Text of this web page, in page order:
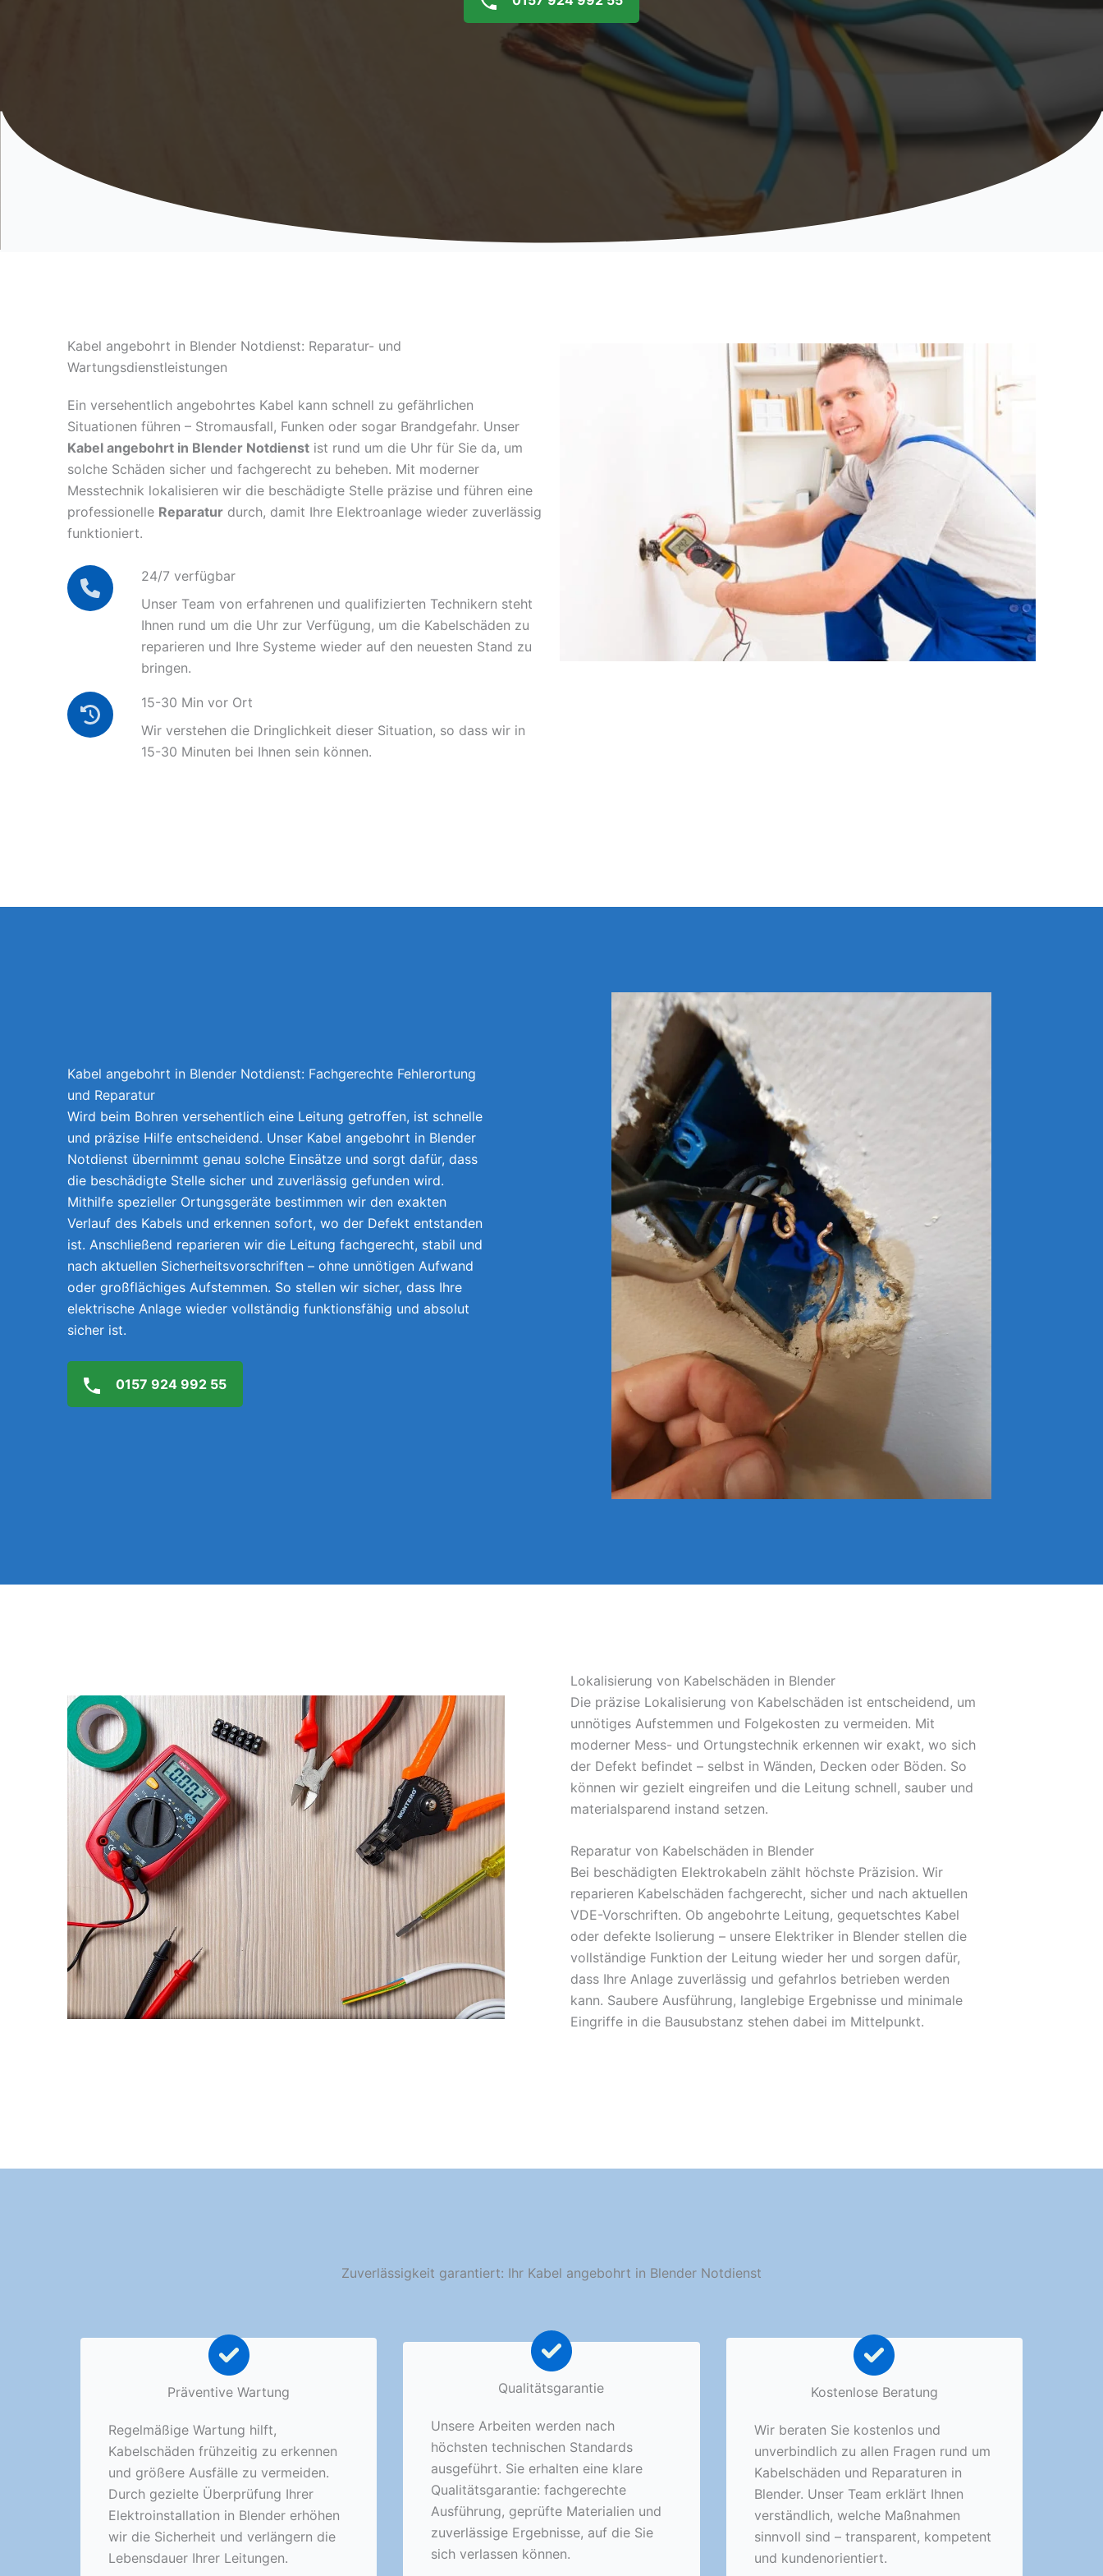
Kabel angebohrt in Blender Notdienst: Reparatur- und
Wartungsdienstleistungen
Ein versehentlich angebohrtes Kabel kann schnell zu gefährlichen
Situationen führen – Stromausfall, Funken oder sogar Brandgefahr. Unser
Kabel angebohrt in Blender Notdienst ist rund um die Uhr für Sie da, um
solche Schäden sicher und fachgerecht zu beheben. Mit moderner
Messtechnik lokalisieren wir die beschädigte Stelle präzise und führen eine
professionelle Reparatur durch, damit Ihre Elektroanlage wieder zuverlässig
funktioniert.
24/7 verfügbar
Unser Team von erfahrenen und qualifizierten Technikern steht
Ihnen rund um die Uhr zur Verfügung, um die Kabelschäden zu
reparieren und Ihre Systeme wieder auf den neuesten Stand zu
bringen.
15-30 Min vor Ort
Wir verstehen die Dringlichkeit dieser Situation, so dass wir in
15-30 Minuten bei Ihnen sein können.
Kabel angebohrt in Blender Notdienst: Fachgerechte Fehlerortung
und Reparatur
Wird beim Bohren versehentlich eine Leitung getroffen, ist schnelle
und präzise Hilfe entscheidend. Unser Kabel angebohrt in Blender
Notdienst übernimmt genau solche Einsätze und sorgt dafür, dass
die beschädigte Stelle sicher und zuverlässig gefunden wird.
Mithilfe spezieller Ortungsgeräte bestimmen wir den exakten
Verlauf des Kabels und erkennen sofort, wo der Defekt entstanden
ist. Anschließend reparieren wir die Leitung fachgerecht, stabil und
nach aktuellen Sicherheitsvorschriften – ohne unnötigen Aufwand
oder großflächiges Aufstemmen. So stellen wir sicher, dass Ihre
elektrische Anlage wieder vollständig funktionsfähig und absolut
sicher ist.
0157 924 992 55
Lokalisierung von Kabelschäden in Blender
Die präzise Lokalisierung von Kabelschäden ist entscheidend, um
unnötiges Aufstemmen und Folgekosten zu vermeiden. Mit
moderner Mess- und Ortungstechnik erkennen wir exakt, wo sich
der Defekt befindet – selbst in Wänden, Decken oder Böden. So
können wir gezielt eingreifen und die Leitung schnell, sauber und
materialsparend instand setzen.
Reparatur von Kabelschäden in Blender
Bei beschädigten Elektrokabeln zählt höchste Präzision. Wir
reparieren Kabelschäden fachgerecht, sicher und nach aktuellen
VDE-Vorschriften. Ob angebohrte Leitung, gequetschtes Kabel
oder defekte Isolierung – unsere Elektriker in Blender stellen die
vollständige Funktion der Leitung wieder her und sorgen dafür,
dass Ihre Anlage zuverlässig und gefahrlos betrieben werden
kann. Saubere Ausführung, langlebige Ergebnisse und minimale
Eingriffe in die Bausubstanz stehen dabei im Mittelpunkt.
Zuverlässigkeit garantiert: Ihr Kabel angebohrt in Blender Notdienst
Präventive Wartung
Regelmäßige Wartung hilft,
Kabelschäden frühzeitig zu erkennen
und größere Ausfälle zu vermeiden.
Durch gezielte Überprüfung Ihrer
Elektroinstallation in Blender erhöhen
wir die Sicherheit und verlängern die
Lebensdauer Ihrer Leitungen.
Qualitätsgarantie
Unsere Arbeiten werden nach
höchsten technischen Standards
ausgeführt. Sie erhalten eine klare
Qualitätsgarantie: fachgerechte
Ausführung, geprüfte Materialien und
zuverlässige Ergebnisse, auf die Sie
sich verlassen können.
Kostenlose Beratung
Wir beraten Sie kostenlos und
unverbindlich zu allen Fragen rund um
Kabelschäden und Reparaturen in
Blender. Unser Team erklärt Ihnen
verständlich, welche Maßnahmen
sinnvoll sind – transparent, kompetent
und kundenorientiert.